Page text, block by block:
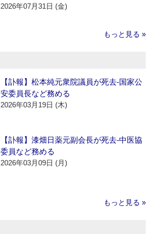
2026年07月31日 (金)
もっと見る »
【訃報】松本純元衆院議員が死去‐国家公
安委員長など務める
2026年03月19日 (木)
【訃報】漆畑日薬元副会長が死去‐中医協
委員など務める
2026年03月09日 (月)
もっと見る »